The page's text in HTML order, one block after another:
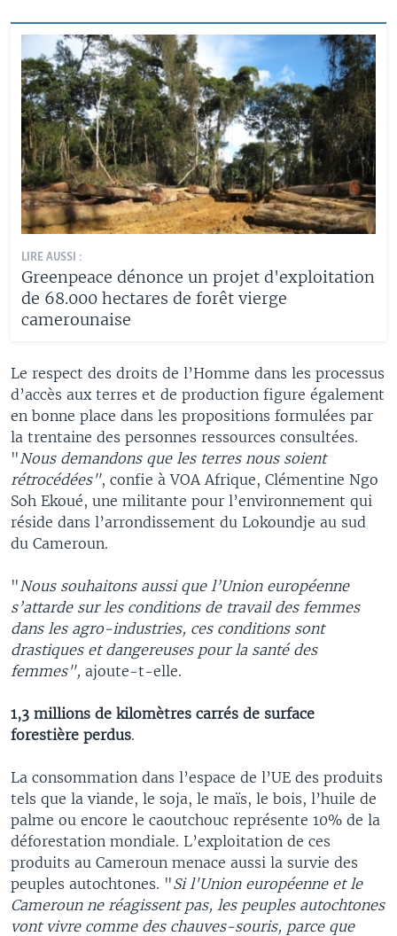
LIRE AUSSI :
Greenpeace dénonce un projet d'exploitation
de 68.000 hectares de forêt vierge
camerounaise
Le respect des droits de l’Homme dans les processus
d’accès aux terres et de production figure également
en bonne place dans les propositions formulées par
la trentaine des personnes ressources consultées.
" Nous demandons que les terres nous soient
rétrocédées", confie à VOA Afrique, Clémentine Ngo
Soh Ekoué, une militante pour l’environnement qui
réside dans l’arrondissement du Lokoundje au sud
du Cameroun.
" Nous souhaitons aussi que l’Union européenne
s’attarde sur les conditions de travail des femmes
dans les agro-industries, ces conditions sont
drastiques et dangereuses pour la santé des
femmes", ajoute-t-elle.
1,3 millions de kilomètres carrés de surface
forestière perdus.
La consommation dans l’espace de l’UE des produits
tels que la viande, le soja, le maïs, le bois, l’huile de
palme ou encore le caoutchouc représente 10% de la
déforestation mondiale. L’exploitation de ces
produits au Cameroun menace aussi la survie des
peuples autochtones. "Si l'Union européenne et le
Cameroun ne réagissent pas, les peuples autochtones
vont vivre comme des chauves-souris, parce que